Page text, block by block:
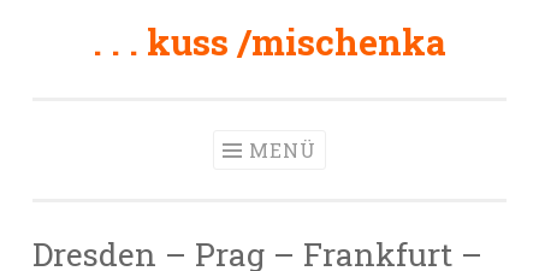
. . . kuss /mischenka
MENÜ
Dresden – Prag – Frankfurt –